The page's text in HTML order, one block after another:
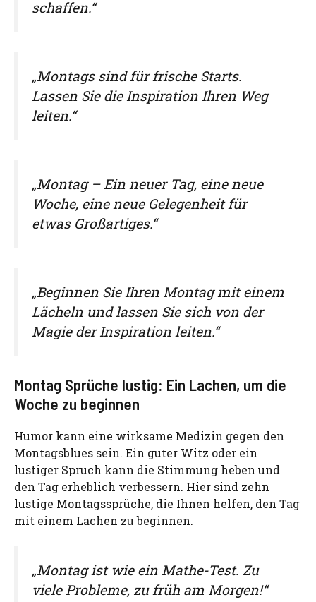
schaffen.“
„Montags sind für frische Starts.
Lassen Sie die Inspiration Ihren Weg
leiten.“
„Montag – Ein neuer Tag, eine neue
Woche, eine neue Gelegenheit für
etwas Großartiges.“
„Beginnen Sie Ihren Montag mit einem
Lächeln und lassen Sie sich von der
Magie der Inspiration leiten.“
Montag Sprüche lustig: Ein Lachen, um die
Woche zu beginnen
Humor kann eine wirksame Medizin gegen den
Montagsblues sein. Ein guter Witz oder ein
lustiger Spruch kann die Stimmung heben und
den Tag erheblich verbessern. Hier sind zehn
lustige Montagssprüche, die Ihnen helfen, den Tag
mit einem Lachen zu beginnen.
„Montag ist wie ein Mathe-Test. Zu
viele Probleme, zu früh am Morgen!“